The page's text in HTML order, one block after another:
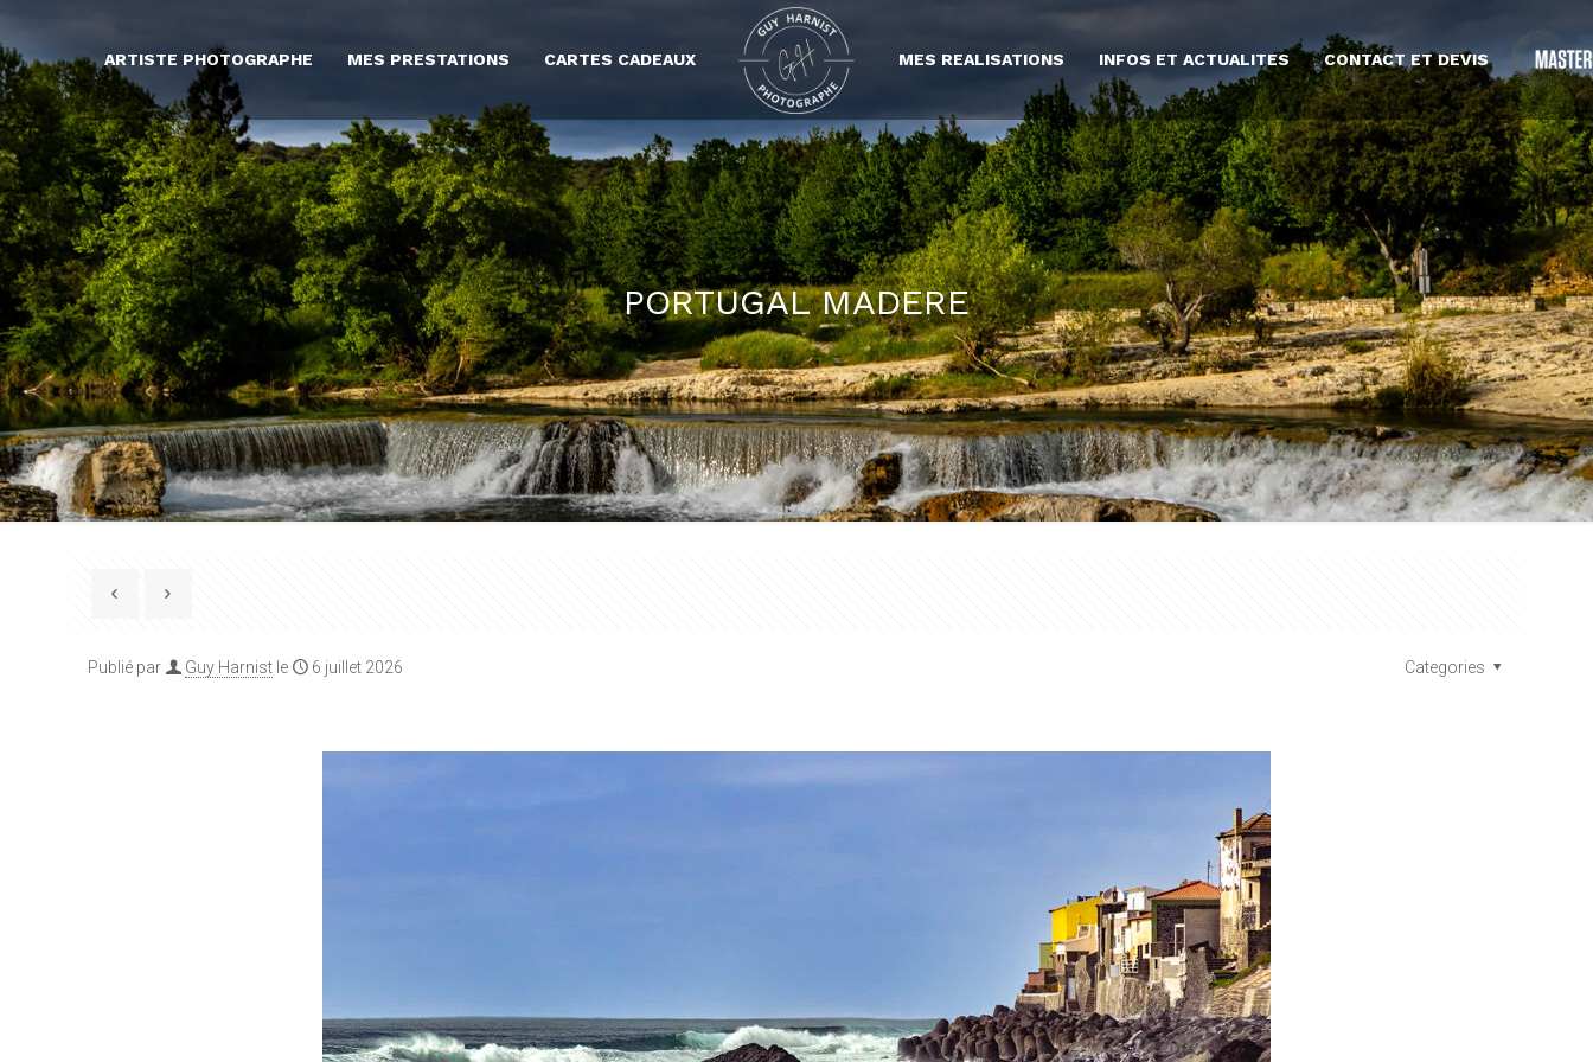
ARTISTE PHOTOGRAPHE MES PRESTATIONS CARTES CADEAUX MES REALISATIONS INFOS ET ACTUALITES CONTACT ET DEVIS
PORTUGAL MADERE
Publié par Guy Harnist le 6 juillet 2026 Categories